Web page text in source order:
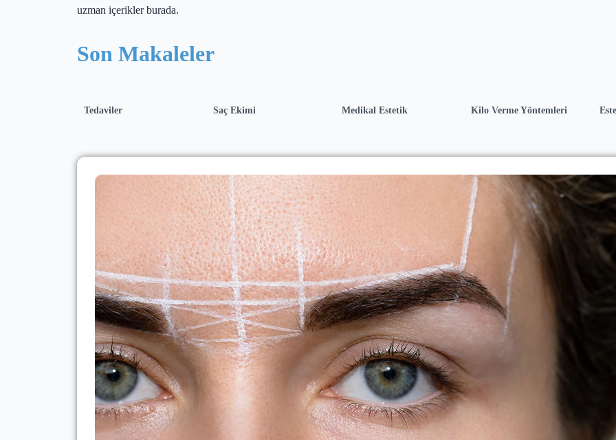
uzman içerikler burada.
Son Makaleler
Tedaviler Saç Ekimi Medikal Estetik Kilo Verme Yöntemleri